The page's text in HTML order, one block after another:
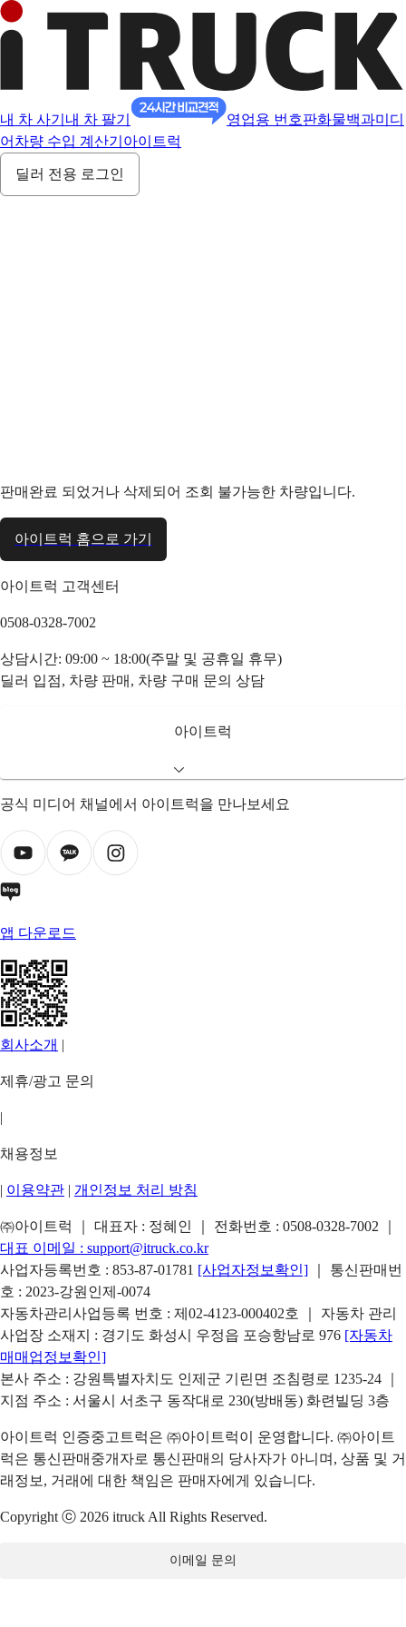
내 차 사기 내 차 팔기 영업용 번호판화물백과미디
어 차량 수입 계산기 아이트럭
딜러 전용 로그인
판매완료 되었거나 삭제되어 조회 불가능한 차량입니다.
아이트럭 홈으로 가기
아이트럭 고객센터
0508-0328-7002
상담시간: 09:00 ~ 18:00(주말 및 공휴일 휴무)
딜러 입점, 차량 판매, 차량 구매 문의 상담
아이트럭
공식 미디어 채널에서 아이트럭을 만나보세요
앱 다운로드
회사소개 |
제휴/광고 문의
|
채용정보
| 이용약관 | 개인정보 처리 방침
㈜아이트럭 ｜ 대표자 : 정혜인 ｜ 전화번호 : 0508-0328-7002
대표 이메일 : support@itruck.co.kr
사업자등록번호 : 853-87-01781 [사업자정보확인]
｜ 통신판매번
호 : 2023-강원인제-0074
자동차관리사업등록 번호 : 제02-4123-000402호 ｜ 자동차 관리
사업장 소재지 : 경기도 화성시 우정읍 포승항남로 976 [자동차
매매업정보확인]
본사 주소 : 강원특별자치도 인제군 기린면 조침령로 1235-24 ｜
지점 주소 : 서울시 서초구 동작대로 230(방배동) 화련빌딩 3층
아이트럭 인증중고트럭은 ㈜아이트럭이 운영합니다. ㈜아이트
럭은 통신판매중개자로 통신판매의 당사자가 아니며, 상품 및 거
래정보, 거래에 대한 책임은 판매자에게 있습니다.
Copyright ⓒ 2026 itruck All Rights Reserved.
이메일 문의